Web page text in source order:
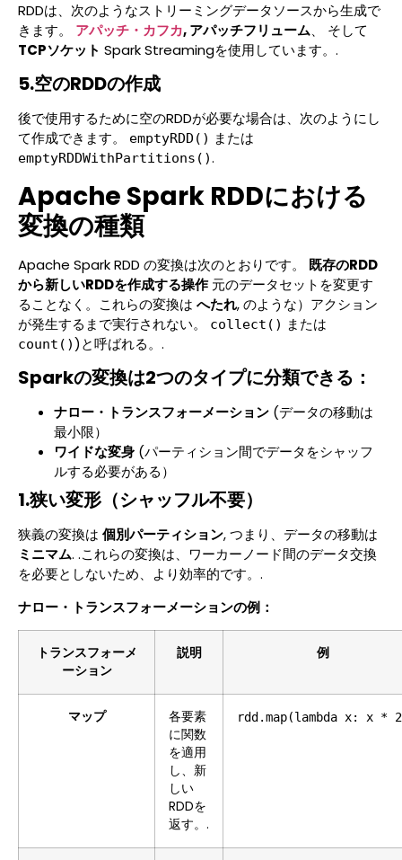
RDDは、次のようなストリーミングデータソースから生成で
きます。 アパッチ・カフカ, アパッチフリューム、 そして
TCPソケット Spark Streamingを使用しています。.
5.空のRDDの作成
後で使用するために空のRDDが必要な場合は、次のようにし
て作成できます。
emptyRDD() または
emptyRDDWithPartitions().
Apache Spark RDDにおける
変換の種類
Apache Spark RDD の変換は次のとおりです。 既存のRDD
から新しいRDDを作成する操作 元のデータセットを変更す
ることなく。これらの変換は へたれ, のような）アクション
が発生するまで実行されない。
collect() または
count())と呼ばれる。.
Sparkの変換は2つのタイプに分類できる：
ナロー・トランスフォーメーション (データの移動は
最小限）
ワイドな変身 (パーティション間でデータをシャッフ
ルする必要がある）
1.狭い変形（シャッフル不要）
狭義の変換は 個別パーティション, つまり、データの移動は
ミニマム. .これらの変換は、ワーカーノード間のデータ交換
を必要としないため、より効率的です。.
ナロー・トランスフォーメーションの例：
トランスフォーメ
ーション
説明 例
マップ
各要素
に関数
を適用
し、新
しい
RDDを
返す。.
rdd.map(lambda x: x *